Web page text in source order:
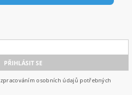
zpracováním osobních údajů potřebných